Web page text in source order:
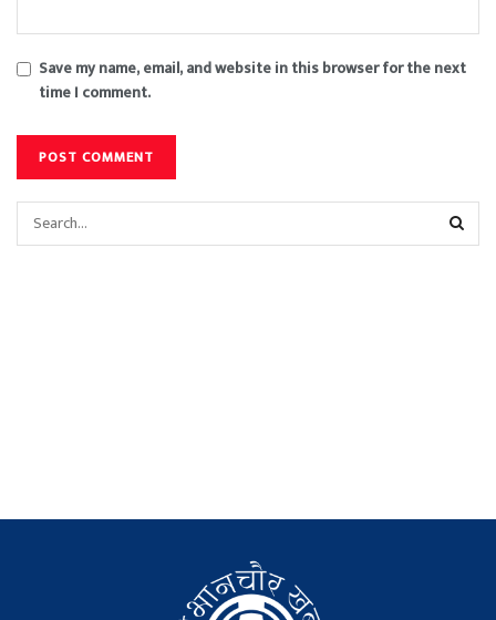
Save my name, email, and website in this browser for the next
time I comment.